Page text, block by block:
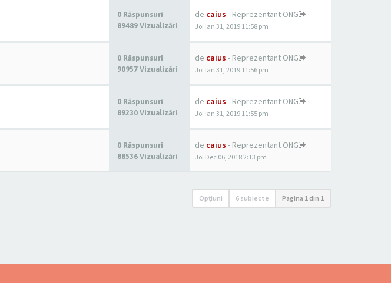
0 Răspunsuri
89489 Vizualizări
de caius - Reprezentant ONG
Joi Ian 31, 2019 11:58 pm
0 Răspunsuri
90957 Vizualizări
de caius - Reprezentant ONG
Joi Ian 31, 2019 11:56 pm
0 Răspunsuri
89230 Vizualizări
de caius - Reprezentant ONG
Joi Ian 31, 2019 11:55 pm
0 Răspunsuri
88536 Vizualizări
de caius - Reprezentant ONG
Joi Dec 06, 2018 2:13 pm
Opţiuni 6 subiecte Pagina 1 din 1